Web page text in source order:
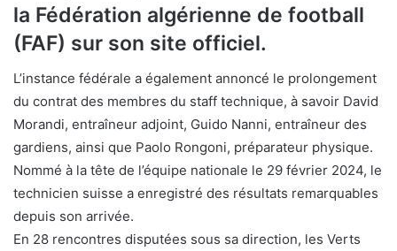
la Fédération algérienne de football
(FAF) sur son site officiel.
L’instance fédérale a également annoncé le prolongement
du contrat des membres du staff technique, à savoir David
Morandi, entraîneur adjoint, Guido Nanni, entraîneur des
gardiens, ainsi que Paolo Rongoni, préparateur physique.
Nommé à la tête de l’équipe nationale le 29 février 2024, le
technicien suisse a enregistré des résultats remarquables
depuis son arrivée.
En 28 rencontres disputées sous sa direction, les Verts